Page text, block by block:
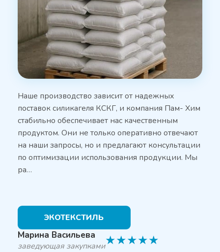
Наше производство зависит от надежных
поставок силикагеля КСКГ, и компания Пам- Хим
стабильно обеспечивает нас качественным
продуктом. Они не только оперативно отвечают
на наши запросы, но и предлагают консультации
по оптимизации использования продукции. Мы
ра…
ЭКОТЕКСТИЛЬ
Марина Васильева
заведующая закупками★★★★★